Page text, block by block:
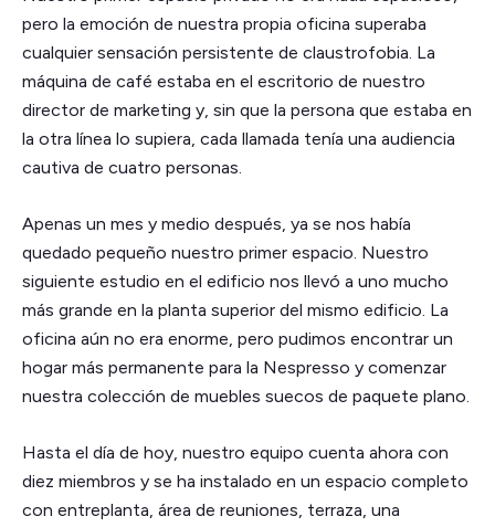
pero la emoción de nuestra propia oficina superaba
cualquier sensación persistente de claustrofobia. La
máquina de café estaba en el escritorio de nuestro
director de marketing y, sin que la persona que estaba en
la otra línea lo supiera, cada llamada tenía una audiencia
cautiva de cuatro personas.
Apenas un mes y medio después, ya se nos había
quedado pequeño nuestro primer espacio. Nuestro
siguiente estudio en el edificio nos llevó a uno mucho
más grande en la planta superior del mismo edificio. La
oficina aún no era enorme, pero pudimos encontrar un
hogar más permanente para la Nespresso y comenzar
nuestra colección de muebles suecos de paquete plano.
Hasta el día de hoy, nuestro equipo cuenta ahora con
diez miembros y se ha instalado en un espacio completo
con entreplanta, área de reuniones, terraza, una